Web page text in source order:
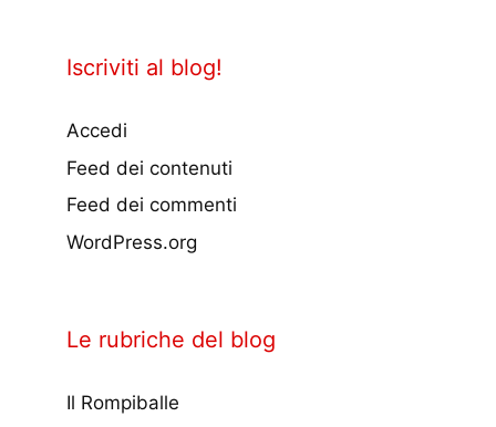
Iscriviti al blog!
Accedi
Feed dei contenuti
Feed dei commenti
WordPress.org
Le rubriche del blog
Il Rompiballe